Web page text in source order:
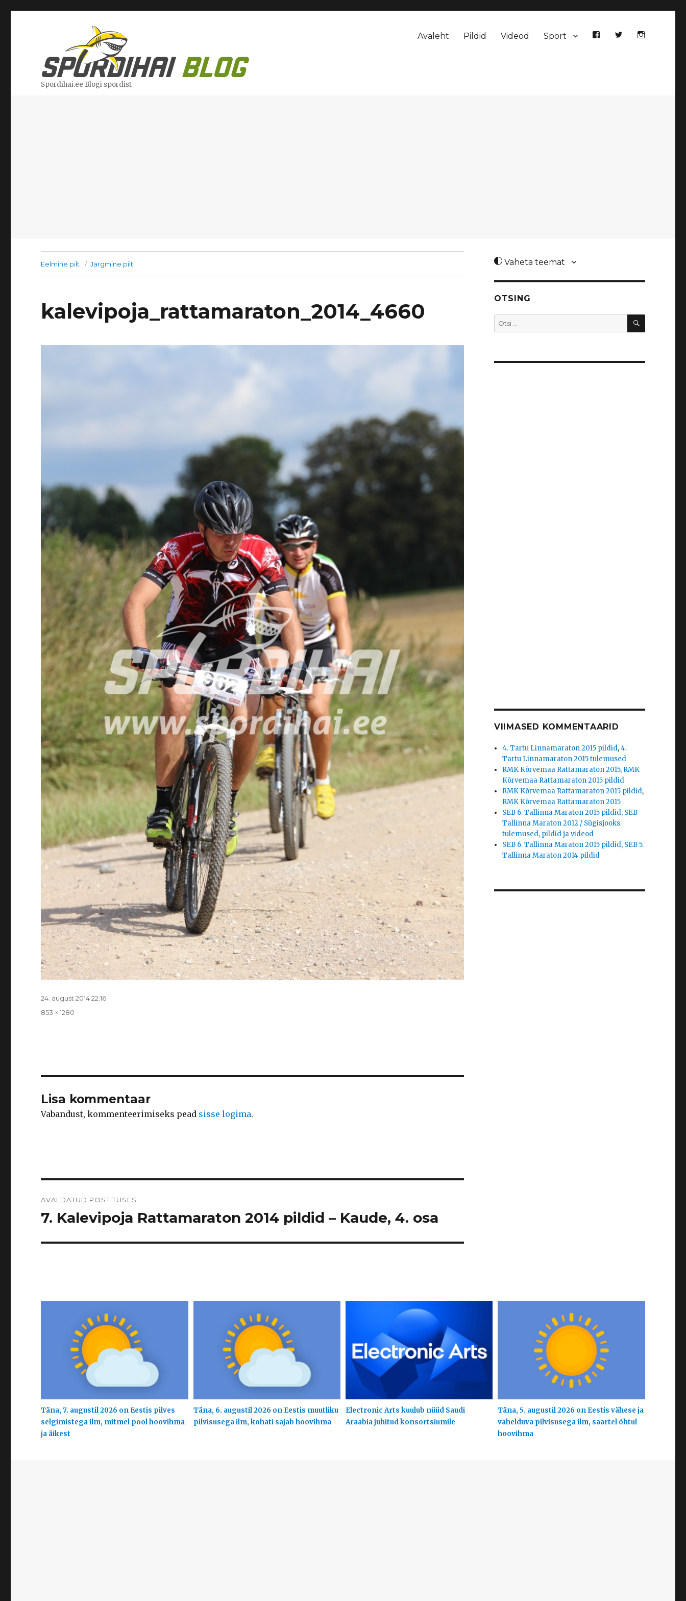
Spordihai.ee Blogi spordist
Avaleht Pildid Videod Sport
Eelmine pilt Järgmine pilt
kalevipoja_rattamaraton_2014_4660
Postitatud
24. august 2014 22:16
Täissuurus
853 × 1280
Lisa kommentaar
Vabandust, kommenteerimiseks pead sisse logima.
AVALDATUD POSTITUSES
7. Kalevipoja Rattamaraton 2014 pildid – Kaude, 4. osa
Vaheta teemat
OTSING
Otsi: OTSI
VIIMASED KOMMENTAARID
4. Tartu Linnamaraton 2015 pildid,4.
Tartu Linnamaraton 2015 tulemused
RMK Kõrvemaa Rattamaraton 2015, RMK
Kõrvemaa Rattamaraton 2015 pildid
RMK Kõrvemaa Rattamaraton 2015 pildid,
RMK Kõrvemaa Rattamaraton 2015
SEB 6. Tallinna Maraton 2015 pildid, SEB
Tallinna Maraton 2012 / Sügisjooks
tulemused, pildid ja videod
SEB 6. Tallinna Maraton 2015 pildid, SEB 5.
Tallinna Maraton 2014 pildid
Täna, 7. augustil 2026 on Eestis pilves
selgimistega ilm, mitmel pool hoovihma
ja äikest
Täna, 6. augustil 2026 on Eestis muutliku
pilvisusega ilm, kohati sajab hoovihma
Electronic Arts kuulub nüüd Saudi
Araabia juhitud konsortsiumile
Täna, 5. augustil 2026 on Eestis vähese ja
vahelduva pilvisusega ilm, saartel õhtul
hoovihma